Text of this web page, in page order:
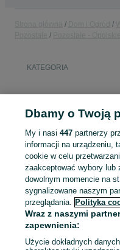
KATEGORIA
Zaloguj się lub załóż
sprzedającym
Zaloguj się / Załóż konto
Dbamy o Twoją
My i nasi447 partnerzy
informacji na urządzeniu,
cookie w celu
zaakceptować wybory
dowolnym momencie na
sygnalizowane naszym
przeglądania. Polityka
Wraz z naszymi
zapewnienia:
Użycie dokładnych